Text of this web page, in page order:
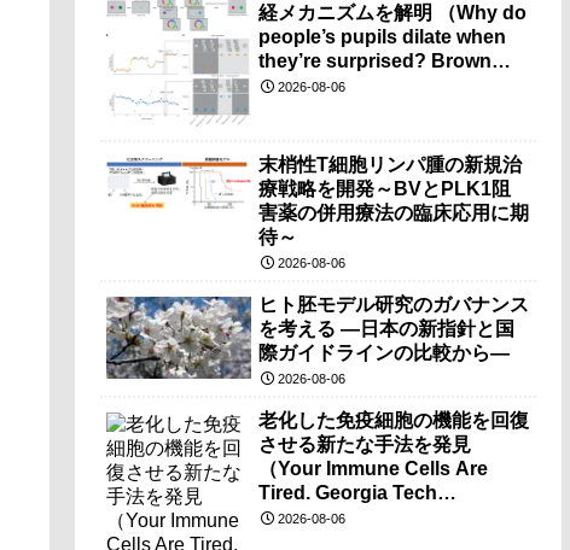
経メカニズムを解明 （Why do
people’s pupils dilate when
they’re surprised? Brown
researchers explain）
2026-08-06
末梢性T細胞リンパ腫の新規治
療戦略を開発～BVとPLK1阻
害薬の併用療法の臨床応用に期
待～
2026-08-06
ヒト胚モデル研究のガバナンス
を考える ―日本の新指針と国
際ガイドラインの比較から―
2026-08-06
老化した免疫細胞の機能を回復
させる新たな手法を発見
（Your Immune Cells Are
Tired. Georgia Tech
Researchers Found a Way to
2026-08-06